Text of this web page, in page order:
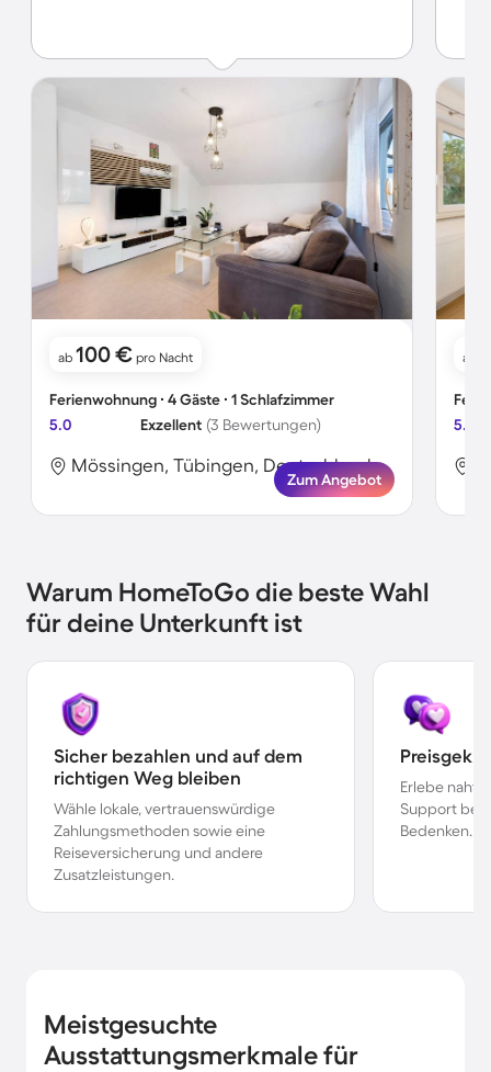
ab 100 € pro Nacht
Ferienwohnung ∙ 4 Gäste ∙ 1 Schlafzimmer
5.0
Exzellent (3 Bewertungen)
Mössingen, Tübingen, Deutschland
Zum Angebot
ab
5.0
Warum HomeToGo die beste Wahl
für deine Unterkunft ist
Sicher bezahlen und auf dem
richtigen Weg bleiben
Wähle lokale, vertrauenswürdige
Zahlungsmethoden sowie eine
Reiseversicherung und andere
Zusatzleistungen.
Erlebe
Support bei
Bedenken.
Meistgesuchte
Ausstattungsmerkmale für